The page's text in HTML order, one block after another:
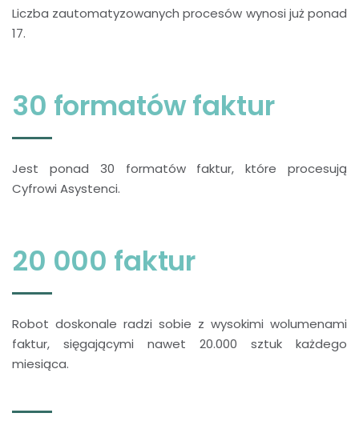
Liczba zautomatyzowanych procesów wynosi już ponad
17.
30 formatów faktur
Jest ponad 30 formatów faktur, które procesują
Cyfrowi Asystenci.
20 000 faktur
Robot doskonale radzi sobie z wysokimi wolumenami
faktur, sięgającymi nawet 20.000 sztuk każdego
miesiąca.